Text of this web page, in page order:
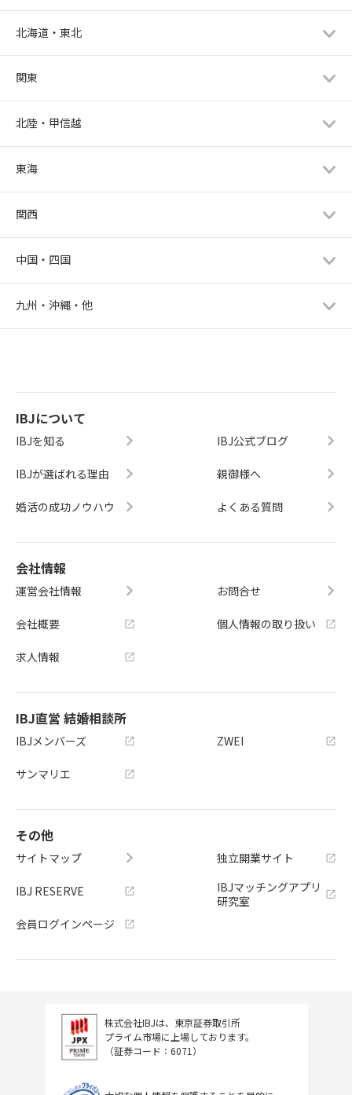
北海道・東北
関東
北陸・甲信越
東海
関西
中国・四国
九州・沖縄・他
IBJについて
IBJを知る
IBJが選ばれる理由
婚活の成功ノウハウ
IBJ公式ブログ
親御様へ
よくある質問
会社情報
運営会社情報
会社概要
求人情報
お問合せ
個人情報の取り扱い
IBJ直営 結婚相談所
IBJメンバーズ
サンマリエ
ZWEI
その他
サイトマップ
IBJ RESERVE
会員ログインページ
独立開業サイト
IBJマッチングアプリ
研究室
株式会社IBJは、東京証券取引所
プライム市場に上場しております。
（証券コード：6071）